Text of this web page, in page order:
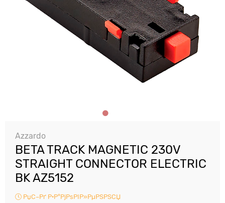
Azzardo
BETA TRACK MAGNETIC 230V
STRAIGHT CONNECTOR ELECTRIC
BK AZ5152
РџС–Рґ Р·Р°РјРѕРІР»РµРЅРЅСЏ